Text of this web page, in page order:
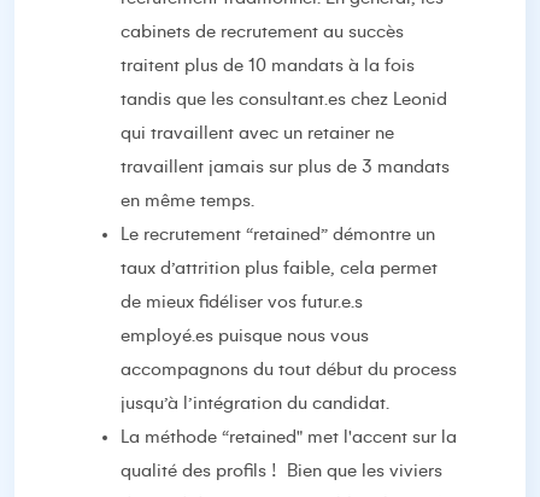
cabinets de recrutement au succès
traitent plus de 10 mandats à la fois
tandis que les consultant.es chez Leonid
qui travaillent avec un retainer ne
travaillent jamais sur plus de 3 mandats
en même temps.
Le recrutement “retained” démontre un
taux d’attrition plus faible, cela permet
de mieux fidéliser vos futur.e.s
employé.es puisque nous vous
accompagnons du tout début du process
jusqu’à l’intégration du candidat.
La méthode “retained" met l'accent sur la
qualité des profils !
Bien que les viviers